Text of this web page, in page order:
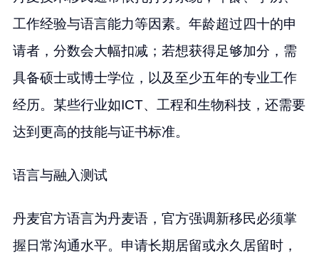
工作经验与语言能力等因素。年龄超过四十的申
请者，分数会大幅扣减；若想获得足够加分，需
具备硕士或博士学位，以及至少五年的专业工作
经历。某些行业如ICT、工程和生物科技，还需要
达到更高的技能与证书标准。
语言与融入测试
丹麦官方语言为丹麦语，官方强调新移民必须掌
握日常沟通水平。申请长期居留或永久居留时，